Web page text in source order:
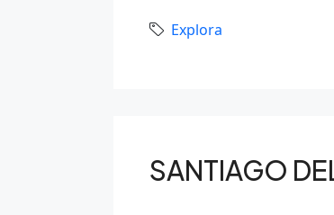
Explora
SANTIAGO